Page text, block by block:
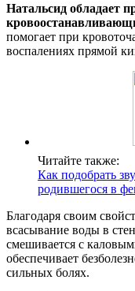
Натальсид обладает
помогает при
воспалениях прямой
Читайте также:
Как подобрать
родившегося в
Благодаря своим
всасывание воды в
смешивается с
обеспечивает
сильных болях.